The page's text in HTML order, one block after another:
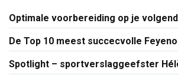
Optimale voorbereiding op je
De Top 10 meest succecvolle
Spotlight – sportverslaggeefster